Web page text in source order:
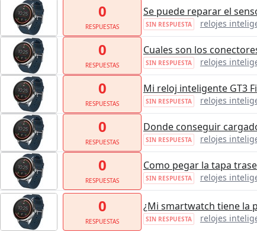
0
RESPUESTAS
Se puede reparar el
SIN RESPUESTA relojes
0
RESPUESTAS
Cuales son los
SIN RESPUESTA relojes
0
RESPUESTAS
Mi reloj inteligente GT3
SIN RESPUESTA relojes
0
RESPUESTAS
Donde conseguir
SIN RESPUESTA relojes
0
RESPUESTAS
Como pegar la tapa
SIN RESPUESTA relojes
0
RESPUESTAS
¿Mi smartwatch tiene la
SIN RESPUESTA relojes